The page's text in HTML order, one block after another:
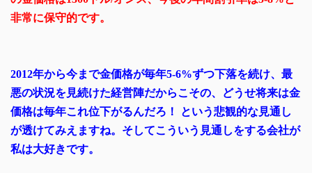
非常に保守的です。
2012年から今まで金価格が毎年5-6%ずつ下落を続け、最
悪の状況を見続けた経営陣だからこその、どうせ将来は金
価格は毎年これ位下がるんだろ！ という悲観的な見通し
が透けてみえますね。そしてこういう見通しをする会社が
私は大好きです。